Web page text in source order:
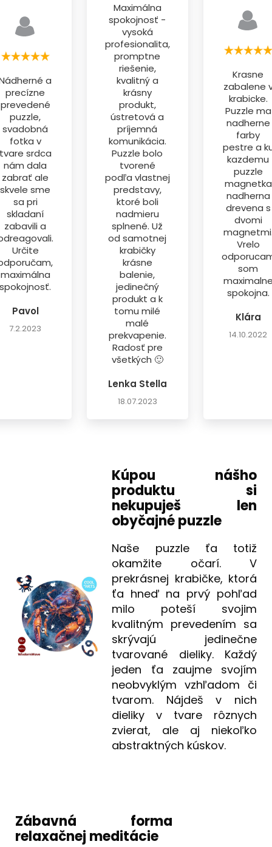
a
precízne
prevedené
puzzle,
svadobná
fotka v
srdca
nám dala
zabrať ale
skvele sme
sa pri
skladaní
zabavili a
Určite
maximálna
spokojnosť.
Pavol
7.2.2023
Maximálna
spokojnosť -
vysoká
profesionalita,
promptne
riešenie,
kvalitný a
krásny
produkt,
ústretová a
príjemná
komunikácia.
Puzzle bolo
tvorené
podľa vlastnej
predstavy,
ktoré boli
nadmieru
splnené. Už
od samotnej
krabičky
krásne
balenie,
jedinečný
produkt a k
tomu milé
malé
prekvapenie.
Radosť pre
všetkých 🙂
Lenka Stella
18.07.2023
Krasne
zabalene
krabicke.
Puzzle ma
nadherne
farby
pestre a
kazdemu
puzzle
magnetka
nadherna
drevena s
dvomi
Vrelo
som
spokojna.
Klára
14.10.2022
Kúpou nášho
produktu si
nekupuješ len
obyčajné puzzle
Naše puzzle ťa totiž
okamžite očarí. V
prekrásnej krabičke, ktorá
ťa hneď na prvý pohľad
milo poteší svojim
kvalitným prevedením sa
skrývajú jedinečne
tvarované dieliky. Každý
jeden ťa zaujme svojím
neobvyklým vzhľadom či
tvarom. Nájdeš v nich
dieliky v tvare rôznych
zvierat, ale aj niekoľko
abstraktných kúskov.
Zábavná forma
relaxačnej meditácie